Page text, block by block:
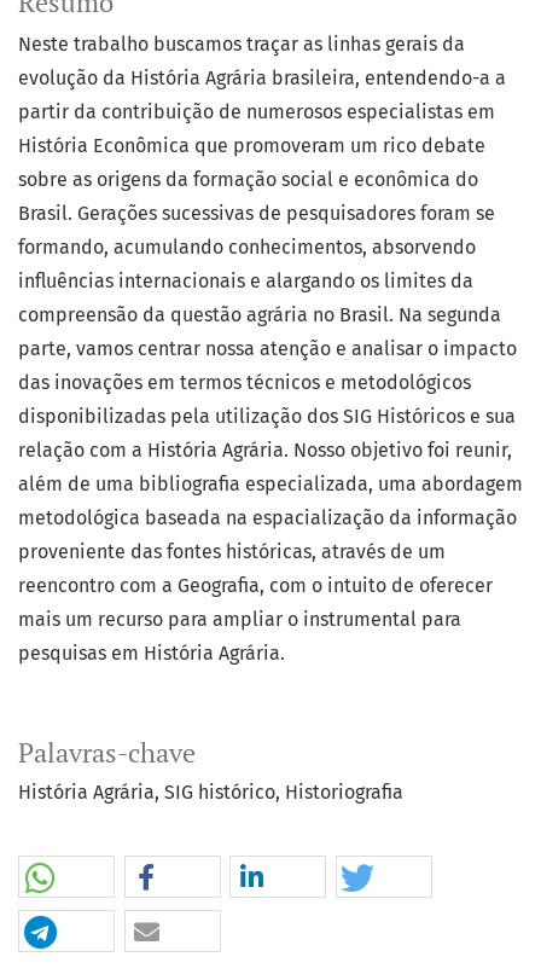
Palavras-chave
História Agrária SIG histórico Historiografia
Neste trabalho buscamos traçar as linhas gerais da
evolução da História Agrária brasileira, entendendo-a a
partir da contribuição de numerosos especialistas em
História Econômica que promoveram um rico debate
sobre as origens da formação social e econômica do
Brasil. Gerações sucessivas de pesquisadores foram se
formando, acumulando conhecimentos, absorvendo
influências internacionais e alargando os limites da
compreensão da questão agrária no Brasil. Na segunda
parte, vamos centrar nossa atenção e analisar o impacto
das inovações em termos técnicos e metodológicos
disponibilizadas pela utilização dos SIG Históricos e sua
relação com a História Agrária. Nosso objetivo foi reunir,
além de uma bibliografia especializada, uma abordagem
metodológica baseada na espacialização da informação
proveniente das fontes históricas, através de um
reencontro com a Geografia, com o intuito de oferecer
mais um recurso para ampliar o instrumental para
pesquisas em História Agrária.